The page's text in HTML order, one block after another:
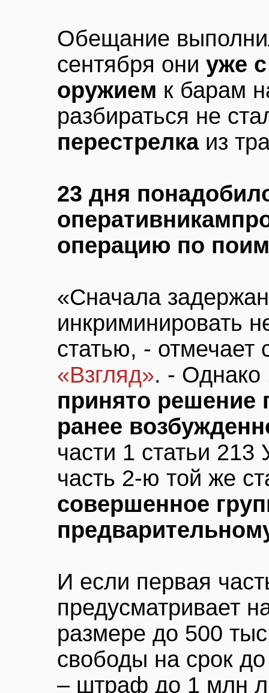
Обещание
сентября они уже
оружием к барам
разбираться не
перестрелкаиз
23 дня
оперативникам
операцию по
«Сначала
инкриминировать
статью, - отмечает
«Взгляд». - Однако
принято решение
ранее
части 1 статьи
часть 2-ю той же
совершенное
И если первая
предусматривает
размере до 500
свободы на срок
– штраф до 1 млн